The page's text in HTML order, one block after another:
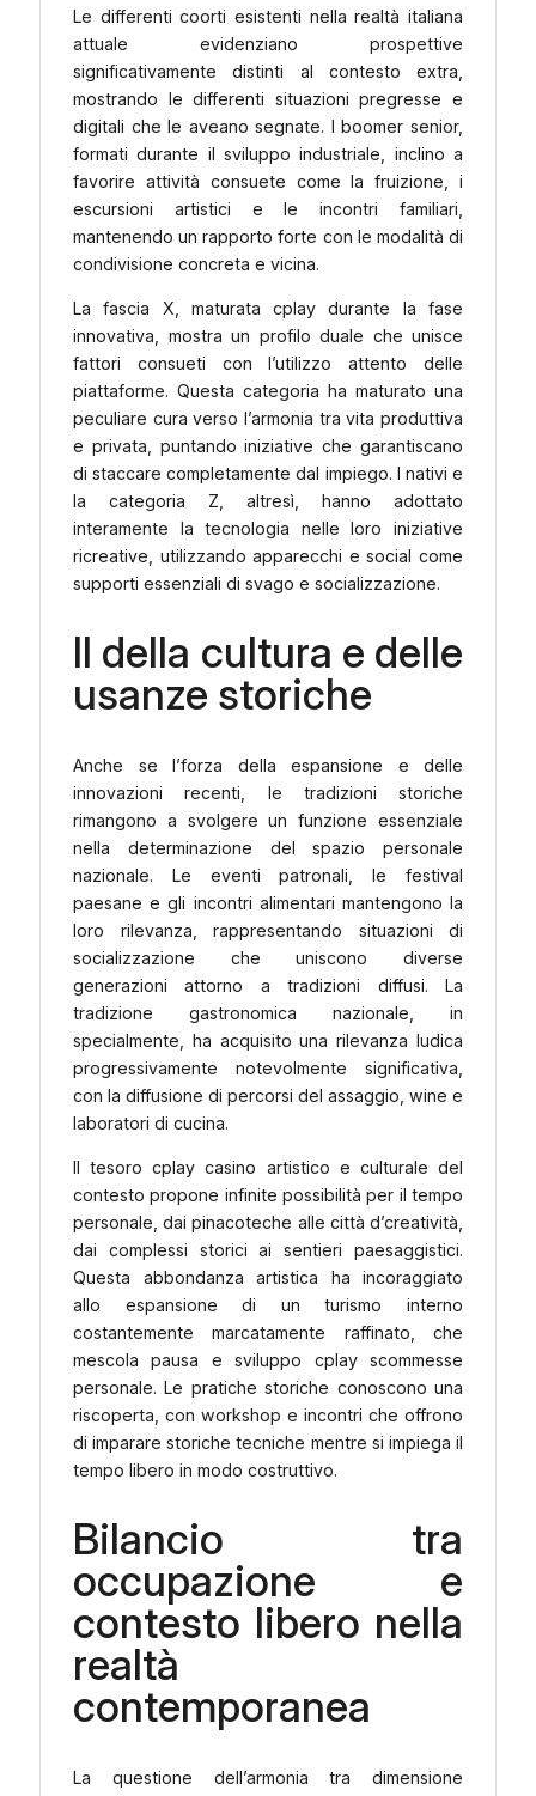
Le differenti coorti esistenti nella realtà italiana
attuale evidenziano prospettive
significativamente distinti al contesto extra,
mostrando le differenti situazioni pregresse e
digitali che le aveano segnate. I boomer senior,
formati durante il sviluppo industriale, inclino a
favorire attività consuete come la fruizione, i
escursioni artistici e le incontri familiari,
mantenendo un rapporto forte con le modalità di
condivisione concreta e vicina.
La fascia X, maturata cplay durante la fase
innovativa, mostra un profilo duale che unisce
fattori consueti con l’utilizzo attento delle
piattaforme. Questa categoria ha maturato una
peculiare cura verso l’armonia tra vita produttiva
e privata, puntando iniziative che garantiscano
di staccare completamente dal impiego. I nativi e
la categoria Z, altresì, hanno adottato
interamente la tecnologia nelle loro iniziative
ricreative, utilizzando apparecchi e social come
supporti essenziali di svago e socializzazione.
Il della cultura e delle
usanze storiche
Anche se l’forza della espansione e delle
innovazioni recenti, le tradizioni storiche
rimangono a svolgere un funzione essenziale
nella determinazione del spazio personale
nazionale. Le eventi patronali, le festival
paesane e gli incontri alimentari mantengono la
loro rilevanza, rappresentando situazioni di
socializzazione che uniscono diverse
generazioni attorno a tradizioni diffusi. La
tradizione gastronomica nazionale, in
specialmente, ha acquisito una rilevanza ludica
progressivamente notevolmente significativa,
con la diffusione di percorsi del assaggio, wine e
laboratori di cucina.
Il tesoro cplay casino artistico e culturale del
contesto propone infinite possibilità per il tempo
personale, dai pinacoteche alle città d’creatività,
dai complessi storici ai sentieri paesaggistici.
Questa abbondanza artistica ha incoraggiato
allo espansione di un turismo interno
costantemente marcatamente raffinato, che
mescola pausa e sviluppo cplay scommesse
personale. Le pratiche storiche conoscono una
riscoperta, con workshop e incontri che offrono
di imparare storiche tecniche mentre si impiega il
tempo libero in modo costruttivo.
Bilancio tra
occupazione e
contesto libero nella
realtà
contemporanea
La questione dell’armonia tra dimensione